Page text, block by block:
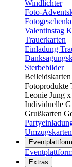
Windlichter
Foto-
Valentinstag
Trauerkarten
Einladung
Sterbebilder
Beileidskarten
Fotoprodukte
Leonie Jung
Individuelle
Grußkarten
Umzugskarten
Eventplattform
Extras